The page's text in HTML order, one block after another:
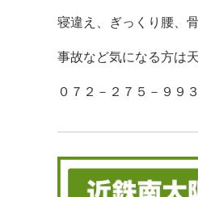
寝違え、ぎっくり腰、
事故など気になる方は
０７２－２７５－９９